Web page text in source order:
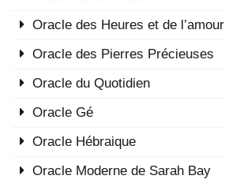
Oracle des Heures et de l’amour
Oracle des Pierres Précieuses
Oracle du Quotidien
Oracle Gé
Oracle Hébraique
Oracle Moderne de Sarah Bay